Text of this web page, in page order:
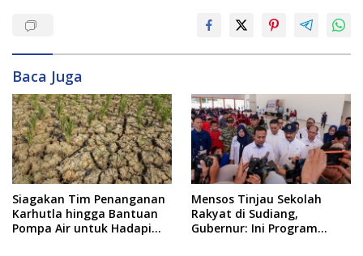
Baca Juga
Siagakan Tim Penanganan
Karhutla hingga Bantuan
Pompa Air untuk Hadapi
Mensos Tinjau Sekolah
Rakyat di Sudiang,
Gubernur: Ini Program